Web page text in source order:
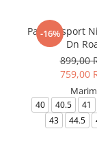
-16%
Pantofi sport
Dn
899,00
759,00
40 40.5 41
43
44.5